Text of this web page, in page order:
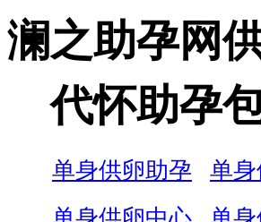
澜之助孕网
代怀助孕
单身供卵助孕
单